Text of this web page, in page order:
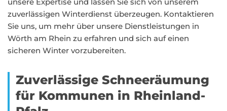
zuverlässigen Winterdienst überzeugen. Kontaktieren
Sie uns, um mehr über unsere Dienstleistungen in
Wörth am Rhein zu erfahren und sich auf einen
sicheren Winter vorzubereiten.
Zuverlässige Schneeräumung
für Kommunen in Rheinland-